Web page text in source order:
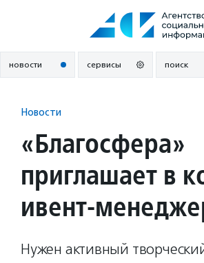
новости сервисы поиск
Новости
«Благосфера»
приглашает в
ивент-
Нужен активный